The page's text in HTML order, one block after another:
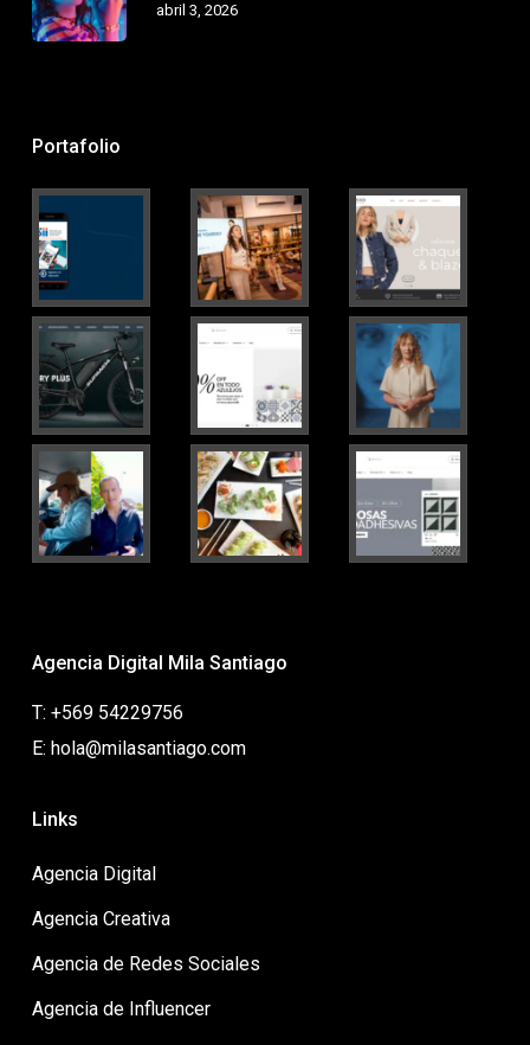
abril 3, 2026
Portafolio
Agencia Digital Mila Santiago
T: +569 54229756
E: hola@milasantiago.com
Links
Agencia Digital
Agencia Creativa
Agencia de Redes Sociales
Agencia de Influencer